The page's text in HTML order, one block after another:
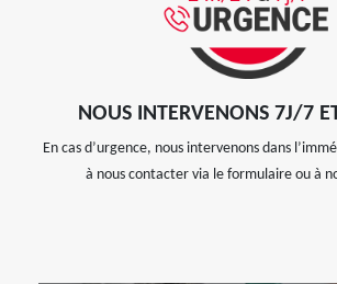
NOUS INTERVENONS 7J/7
En cas d’urgence, nous intervenons dans
à nous contacter via le formulaire ou à